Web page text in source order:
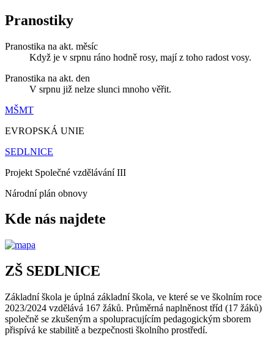
Pranostiky
Pranostika na akt. měsíc
Když je v srpnu ráno hodně rosy, mají z toho radost vosy.
Pranostika na akt. den
V srpnu již nelze slunci mnoho věřit.
MŠMT
EVROPSKÁ UNIE
SEDLNICE
Projekt Společné vzdělávání III
Národní plán obnovy
Kde nás najdete
ZŠ SEDLNICE
Základní škola je úplná základní škola, ve které se ve školním roce
2023/2024 vzdělává 167 žáků. Průměrná naplněnost tříd (17 žáků)
společně se zkušeným a spolupracujícím pedagogickým sborem
přispívá ke stabilitě a bezpečnosti školního prostředí.